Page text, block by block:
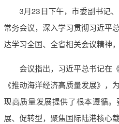
3月23日下午，市委副书记
常务会议，深入学习贯彻习近平
达学习全国、全省相关会议精神
会议指出，习近平总书记在
《推动海洋经济高质量发展》，
现高质量发展提供了根本遵循
展、促转型，聚焦国际陆港核心